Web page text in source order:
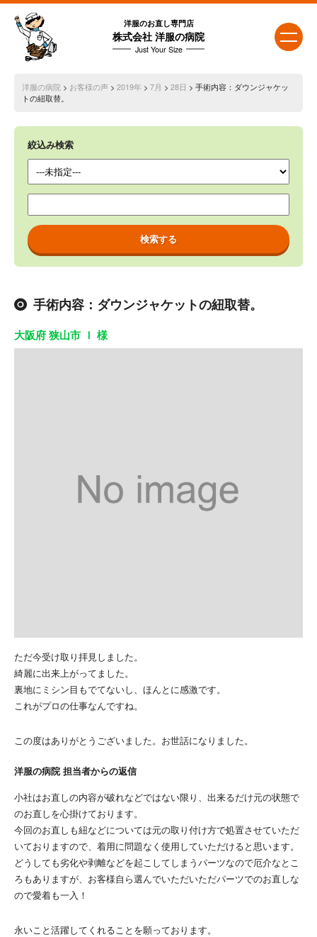
洋服のお直し専門店
株式会社 洋服の病院
Just Your Size
洋服の病院 > お客様の声> 2019年 > 7月 > 28日 > 手術内容：ダウンジャケッ
トの紐取替。
絞込み検索
手術内容：ダウンジャケットの紐取替。
大阪府 狭山市 Ｉ 様
ただ今受け取り拝見しました。
綺麗に出来上がってました。
裏地にミシン目もでてないし、ほんとに感激です。
これがプロの仕事なんですね。
この度はありがとうございました。お世話になりました。
洋服の病院 担当者からの返信
小社はお直しの内容が破れなどではない限り、出来るだけ元の状態で
のお直しを心掛けております。
今回のお直しも紐などについては元の取り付け方で処置させていただ
いておりますので、着用に問題なく使用していただけると思います。
どうしても劣化や剥離などを起こしてしまうパーツなので厄介なとこ
ろもありますが、お客様自ら選んでいただいただパーツでのお直しな
ので愛着も一入！
永いこと活躍してくれることを願っております。